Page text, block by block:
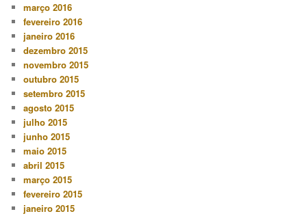
março 2016
fevereiro 2016
janeiro 2016
dezembro 2015
novembro 2015
outubro 2015
setembro 2015
agosto 2015
julho 2015
junho 2015
maio 2015
abril 2015
março 2015
fevereiro 2015
janeiro 2015